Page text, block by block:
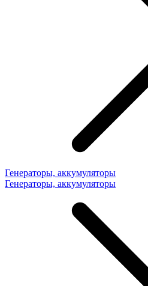
Генераторы, аккумуляторы
Генераторы, аккумуляторы